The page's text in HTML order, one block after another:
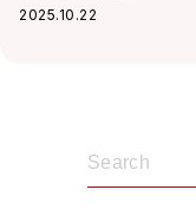
2025.10.22